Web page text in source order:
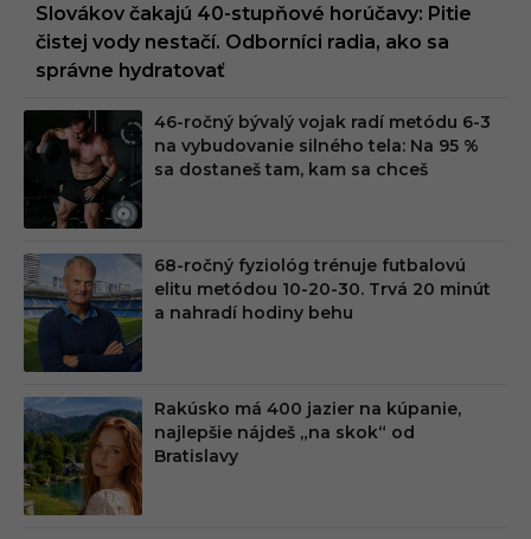
Slovákov čakajú 40-stupňové horúčavy: Pitie
čistej vody nestačí. Odborníci radia, ako sa
správne hydratovať
46-ročný bývalý vojak radí metódu 6-3
na vybudovanie silného tela: Na 95 %
sa dostaneš tam, kam sa chceš
68-ročný fyziológ trénuje futbalovú
elitu metódou 10-20-30. Trvá 20 minút
a nahradí hodiny behu
Rakúsko má 400 jazier na kúpanie,
najlepšie nájdeš „na skok“ od
Bratislavy